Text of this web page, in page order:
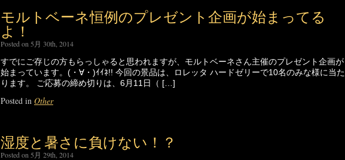
モルトベーネ恒例のプレゼント企画が始まってる
よ！
Posted on 5月 30th, 2014
すでにご存じの方もらっしゃると思われますが、モルトベーネさん主催のプレゼント企画が
始まっています。(・∀・)ｲｲﾈ!! 今回の景品は、ロレッタ ハードゼリーで10名のみな様に当た
ります。 ご応募の締め切りは、6月11日（ […]
Posted in Other
湿度と暑さに負けない！？
Posted on 5月 29th, 2014